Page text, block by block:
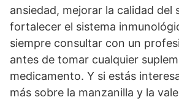
ansiedad, mejorar la calidad del
fortalecer el sistema
siempre consultar con un
antes de tomar cualquier
medicamento. Y si estás
más sobre la manzanilla y la